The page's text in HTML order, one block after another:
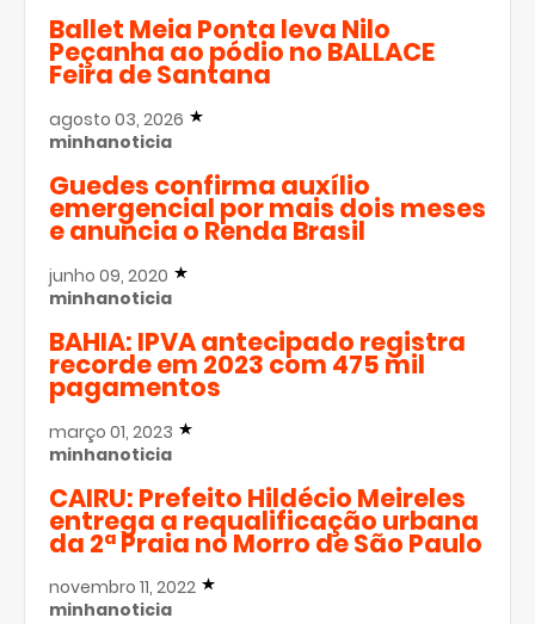
Ballet Meia Ponta leva Nilo
Peçanha ao pódio no BALLACE
Feira de Santana
agosto 03, 2026
minhanoticia
Guedes confirma auxílio
emergencial por mais dois meses
e anuncia o Renda Brasil
junho 09, 2020
minhanoticia
BAHIA: IPVA antecipado registra
recorde em 2023 com 475 mil
pagamentos
março 01, 2023
minhanoticia
CAIRU: Prefeito Hildécio Meireles
entrega a requalificação urbana
da 2ª Praia no Morro de São Paulo
novembro 11, 2022
minhanoticia